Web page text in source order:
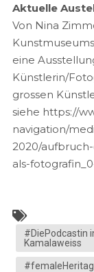
Aktuelle
Von Nina
eine
Künstlerin/
grossen
siehe https://
navigation/
2020/
als-
#DiePodcastin
Kamalaweiss